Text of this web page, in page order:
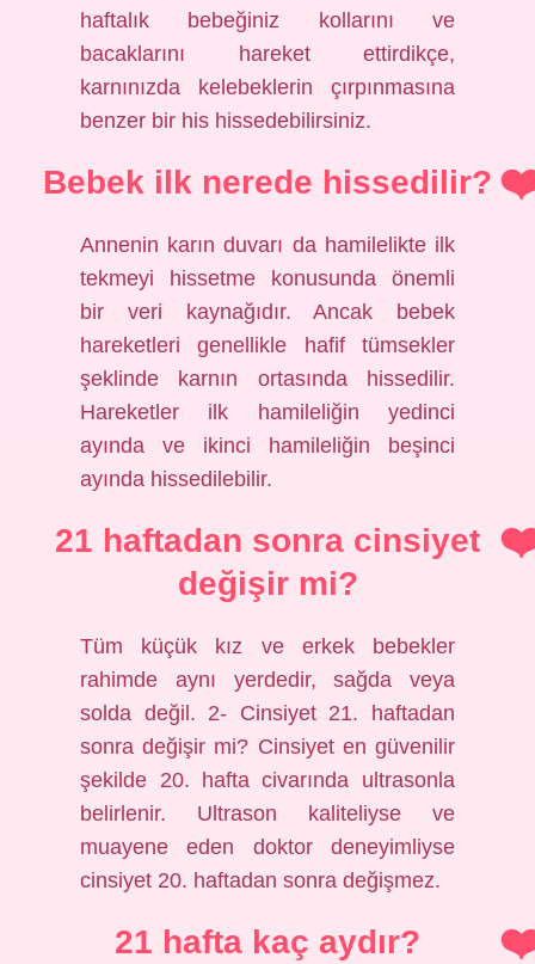
haftalık bebeğiniz kollarını ve
bacaklarını hareket ettirdikçe,
karnınızda kelebeklerin çırpınmasına
benzer bir his hissedebilirsiniz.
Bebek ilk nerede hissedilir?
Annenin karın duvarı da hamilelikte ilk
tekmeyi hissetme konusunda önemli
bir veri kaynağıdır. Ancak bebek
hareketleri genellikle hafif tümsekler
şeklinde karnın ortasında hissedilir.
Hareketler ilk hamileliğin yedinci
ayında ve ikinci hamileliğin beşinci
ayında hissedilebilir.
21 haftadan sonra cinsiyet
değişir mi?
Tüm küçük kız ve erkek bebekler
rahimde aynı yerdedir, sağda veya
solda değil. 2- Cinsiyet 21. haftadan
sonra değişir mi? Cinsiyet en güvenilir
şekilde 20. hafta civarında ultrasonla
belirlenir. Ultrason kaliteliyse ve
muayene eden doktor deneyimliyse
cinsiyet 20. haftadan sonra değişmez.
21 hafta kaç aydır?